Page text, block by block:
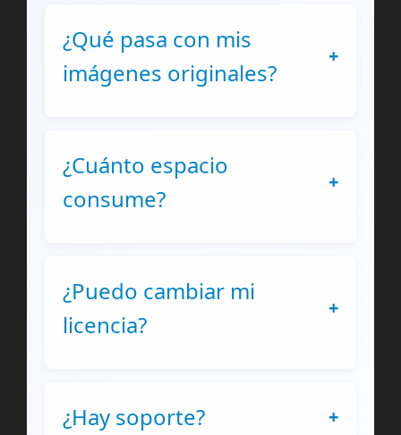
¿Qué pasa con mis
imágenes originales?
+
¿Cuánto espacio
consume?
+
¿Puedo cambiar mi
licencia?
+
¿Hay soporte? +